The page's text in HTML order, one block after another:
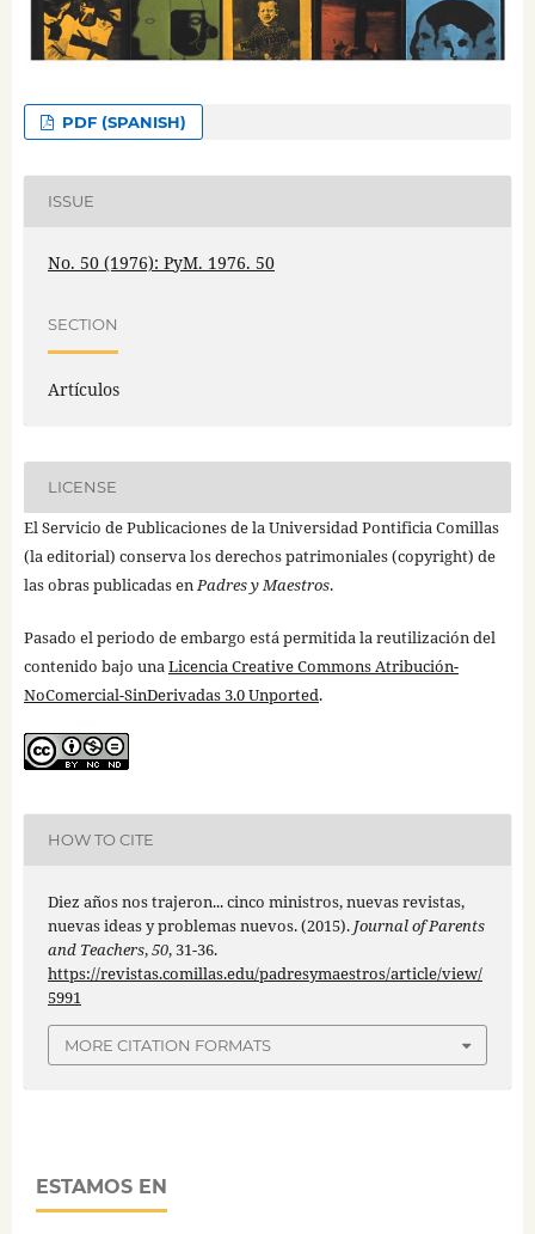
PDF (SPANISH)
ISSUE
No. 50 (1976): PyM. 1976. 50
SECTION
Artículos
LICENSE
El Servicio de Publicaciones de la Universidad Pontificia Comillas
(la editorial) conserva los derechos patrimoniales (copyright) de
las obras publicadas enPadres y Maestros.
Pasado el periodo de embargo está permitida la reutilización del
contenido bajo unaLicencia Creative Commons Atribución-
NoComercial-SinDerivadas 3.0 Unported.
HOW TO CITE
Diez años nos trajeron... cinco ministros, nuevas revistas,
nuevas ideas y problemas nuevos. (2015). Journal of Parents
and Teachers,50, 31-36.
https://revistas.comillas.edu/padresymaestros/article/view/
5991
MORE CITATION FORMATS
ESTAMOS EN